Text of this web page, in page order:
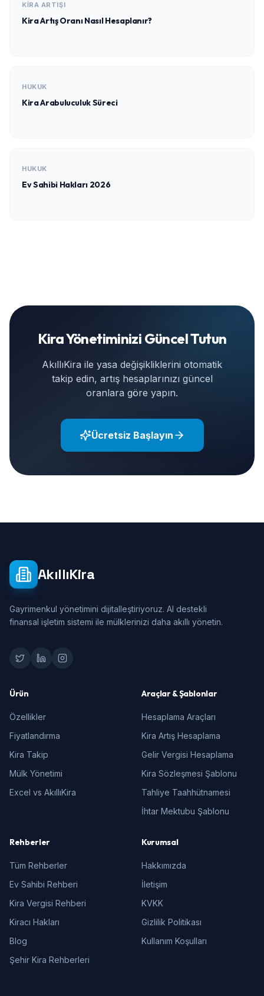
KIRA ARTIŞI
Kira Artış Oranı Nasıl Hesaplanır?
HUKUK
Kira Arabuluculuk Süreci
HUKUK
Ev Sahibi Hakları 2026
Kira Yönetiminizi Güncel Tutun
AkıllıKira ile yasa değişikliklerini otomatik
takip edin, artış hesaplarınızı güncel
oranlara göre yapın.
Ücretsiz Başlayın
AkıllıKira
Gayrimenkul yönetimini dijitalleştiriyoruz. AI destekli
finansal işletim sistemi ile mülklerinizi daha akıllı yönetin.
Ürün
Özellikler
Fiyatlandırma
Kira Takip
Mülk Yönetimi
Excel vs AkıllıKira
Araçlar & Şablonlar
Hesaplama Araçları
Kira Artış Hesaplama
Gelir Vergisi Hesaplama
Kira Sözleşmesi Şablonu
Tahliye Taahhütnamesi
İhtar Mektubu Şablonu
Rehberler
Tüm Rehberler
Ev Sahibi Rehberi
Kira Vergisi Rehberi
Kiracı Hakları
Blog
Şehir Kira Rehberleri
Kurumsal
Hakkımızda
İletişim
KVKK
Gizlilik Politikası
Kullanım Koşulları